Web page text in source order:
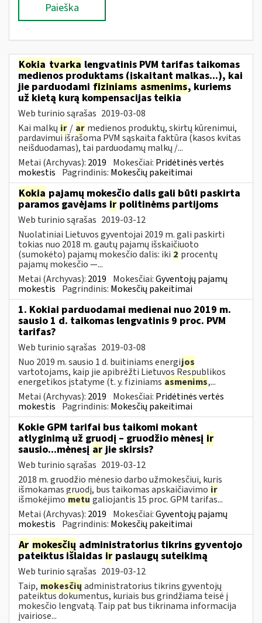
Paieška
Kokia tvarka lengvatinis PVM tarifas taikomas
medienos produktams (įskaitant malkas...), kai
jie parduodami fiziniams asmenims, kuriems
už kietą kurą kompensacijas teikia
Web turinio sąrašas 2019-03-08
Kai malkų ir / ar medienos produktų, skirtų kūrenimui,
pardavimui išrašoma PVM sąskaita faktūra (kasos kvitas
neišduodamas), tai parduodamų malkų /...
Metai (Archyvas): 2019 Mokesčiai: Pridėtinės vertės
mokestis Pagrindinis: Mokesčių pakeitimai
Kokia pajamų mokesčio dalis gali būti paskirta
paramos gavėjams ir politinėms partijoms
Web turinio sąrašas 2019-03-12
Nuolatiniai Lietuvos gyventojai 2019 m. gali paskirti
tokias nuo 2018 m. gautų pajamų išskaičiuoto
(sumokėto) pajamų mokesčio dalis: iki 2 procentų
pajamų mokesčio —...
Metai (Archyvas): 2019 Mokesčiai:Gyventojų pajamų
mokestis Pagrindinis: Mokesčių pakeitimai
1. Kokiai parduodamai medienai nuo 2019 m.
sausio 1 d. taikomas lengvatinis 9 proc. PVM
tarifas?
Web turinio sąrašas 2019-03-08
Nuo 2019 m. sausio 1 d. buitiniams energijos
vartotojams, kaip jie apibrėžti Lietuvos Respublikos
energetikos įstatyme (t. y. fiziniams asmenims,...
Metai (Archyvas): 2019 Mokesčiai: Pridėtinės vertės
mokestis Pagrindinis: Mokesčių pakeitimai
Kokie GPM tarifai bus taikomi mokant
atlyginimą už gruodį – gruodžio mėnesį ir
sausio...mėnesį arjie skirsis?
Web turinio sąrašas 2019-03-12
2018 m. gruodžio mėnesio darbo užmokesčiui, kuris
išmokamas gruodį, bus taikomas apskaičiavimo ir
išmokėjimo metu galiojantis 15 proc. GPM tarifas...
Metai (Archyvas): 2019 Mokesčiai:Gyventojų pajamų
mokestis Pagrindinis: Mokesčių pakeitimai
Ar mokesčių administratorius tikrins gyventojo
pateiktus išlaidas ir paslaugų suteikimą
Web turinio sąrašas 2019-03-12
Taip, mokesčių administratorius tikrins gyventojų
pateiktus dokumentus, kuriais bus grindžiama teisė į
mokesčio lengvatą. Taip pat bus tikrinama informacija
įvairiose...